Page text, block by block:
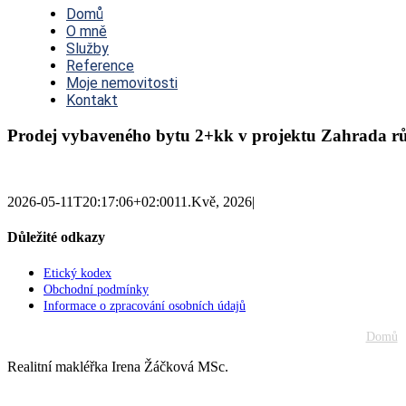
NavigationDomů
O mně
Služby
Reference
Moje nemovitosti
Kontakt
Prodej vybaveného bytu 2+kk v projektu Zahrada
2026-05-11T20:17:06+02:0011.Kvě, 2026|
Důležité odkazy
Etický kodex
Obchodní podmínky
Informace o zpracování osobních údajů
Domů
Realitní makléřka Irena Žáčková MSc.